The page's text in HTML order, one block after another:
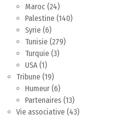
Maroc (24)
Palestine (140)
Syrie (6)
Tunisie (279)
Turquie (3)
USA(1)
Tribune (19)
Humeur (6)
Partenaires (13)
Vie associative (43)